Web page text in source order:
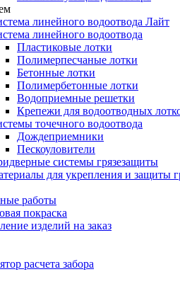
линейного водоотвода Лайт
линейного водоотвода
Пластиковые лотки
Полимерпесчаные лотки
Бетонные лотки
Полимербетонные лотки
Водоприемные решетки
Крепежи для водоотводных
точечного водоотвода
Дождеприемники
Пескоуловители
системы грязезащиты
для укрепления и защиты
работы
покраска
изделий на заказ
расчета забора